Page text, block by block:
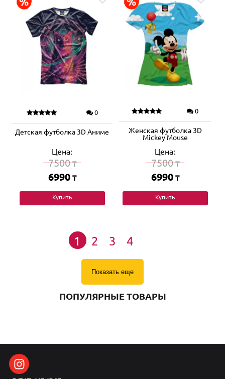
0
Детская футболка 3D Аниме
Цена:
7500₸
6990 ₸
Купить
0
Женская футболка 3D
Mickey Mouse
Цена:
7500₸
6990 ₸
Купить
1 2 3 4
Показать еще
ПОПУЛЯРНЫЕ ТОВАРЫ